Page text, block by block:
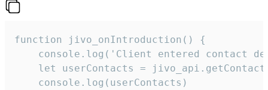
function jivo_onIntroduction() {
console.log('Client entered contact
let userContacts =
    console.log(userContacts)